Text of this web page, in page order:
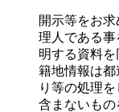
開示等をお
理人である
明する資料
籍地情報は
り等の処理
含まないも